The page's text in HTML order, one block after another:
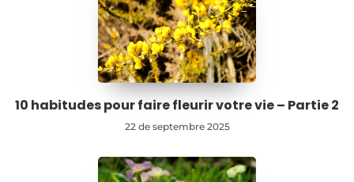
10 habitudes pour faire fleurir votre vie – Partie 2
22 de septembre 2025